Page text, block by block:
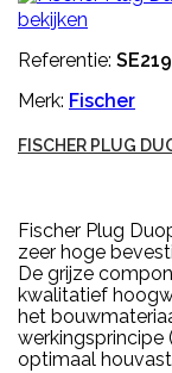
bekijken
Referentie:
Merk: Fischer
FISCHER PLUG
Fischer Plug
zeer hoge
De grijze
kwalitatief
het
werkingsprincipe
optimaal